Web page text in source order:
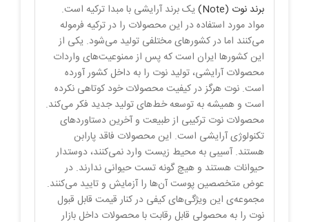
برند نوت (Note)
یک برند آرایشی با مبدا ترکیه است.
مواد مورد استفاده در این محصولات را در ترکیه فرموله
می‌کنند اما در کشورهای مختلفی تولید می‌شود. یکی از
این کشورها ایران است که پس از ممنوعیت‌های واردات
محصولات آرایشی، تولید نوت را به داخل کشور آورده
است. نوت هرگز در کیفیت محصولات خود کوتاهی نکرده
است و همیشه به توسعه خط‌های تولید جدید فکر می‌کند.
محصولات نوت ترکیبی از طبیعت و آخرین دستاوردهای
تکنولوژی‌ آرایشی است. این محصولات فاقد پارابن
هستند. آسیبی به محیط زیست وارد نمی‌کنند، دوستدار
حیوانات هستند و هیچ گونه تست حیوانی ندارند. در
عوض متخصصین پوست آن‌ها را آزمایش و تایید می‌کنند.
مجموعه‌ی این ویژگی‌های کیفی در کنار قیمت قابل قبول
نوت را به محصولی قابل رقابت با محصولات داخل بازار